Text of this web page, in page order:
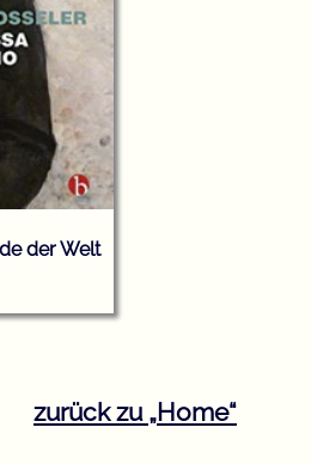
der Welt
zurück zu Home